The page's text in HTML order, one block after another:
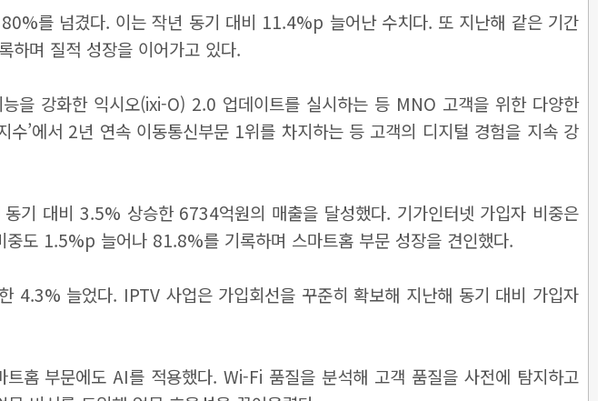
를 넘겼다. 이는 작년 동기 대비 11.4%p 늘어난 수치다. 또 지난해 같은 기간
하며 질적 성장을 이어가고 있다.
을 강화한 익시오(ixi-O) 2.0 업데이트를 실시하는 등 MNO 고객을 위한 다양한
’에서 2년 연속 이동통신부문 1위를 차지하는 등 고객의 디지털 경험을 지속 강
기 대비 3.5% 상승한 6734억원의 매출을 달성했다. 기가인터넷 가입자 비중은
도 1.5%p 늘어나 81.8%를 기록하며 스마트홈 부문 성장을 견인했다.
늘었다. IPTV 사업은 가입회선을 꾸준히 확보해 지난해 동기 대비 가입자
홈 부문에도 AI를 적용했다. Wi-Fi 품질을 분석해 고객 품질을 사전에 탐지하고